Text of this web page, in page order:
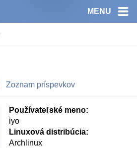
MENU
Zoznam príspevkov
Používateľské meno:
iyo
Linuxová distribúcia:
Archlinux